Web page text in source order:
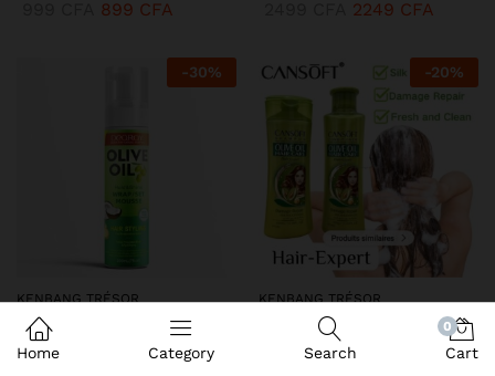
899 CFA 2249 CFA
-30%
KENBANG TRÉSOR
DEQROY Olive Oil Mousse
Coiffante – Hold & Shine
-20%
KENBANG TRÉSOR
Duo CANSoft Shampooing &
Après-shampooing à l’Huile
Home Category Search
0
Cart